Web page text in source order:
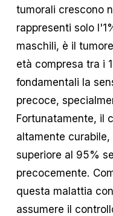
tumorali crescono
rappresenti solo
maschili, è il
età compresa tra i
fondamentali la
precoce,
Fortunatamente, il
altamente
superiore al 95%
precocemente.
questa malattia
assumere il